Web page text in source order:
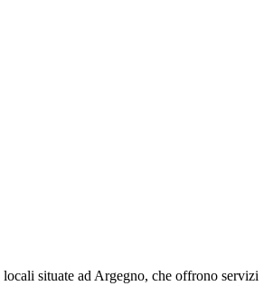
situate ad Argegno, che offrono servizi